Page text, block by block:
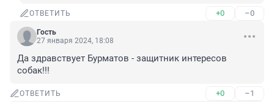
ОТВЕТИТЬ +0 –0
Гость
27 января 2024, 18:08
Да здравствует Бурматов - защитник интересов
собак!!!
ОТВЕТИТЬ +0 –1